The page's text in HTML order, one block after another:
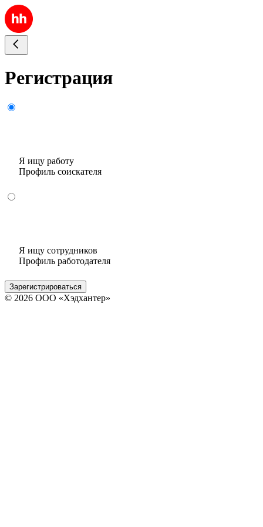
Регистрация
Я ищу работу
Профиль соискателя
Я ищу сотрудников
Профиль работодателя
Зарегистрироваться
© 2026 ООО «Хэдхантер»